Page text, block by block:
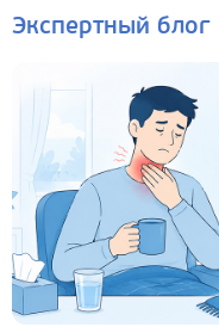
Экспертный блог